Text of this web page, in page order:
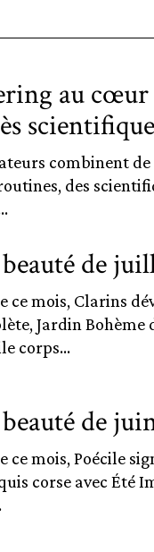
au
scientifique
combinent
des
de
ce mois, Clarins
Jardin Bohème
corps...
de
mois, Poécile
corse avec Été